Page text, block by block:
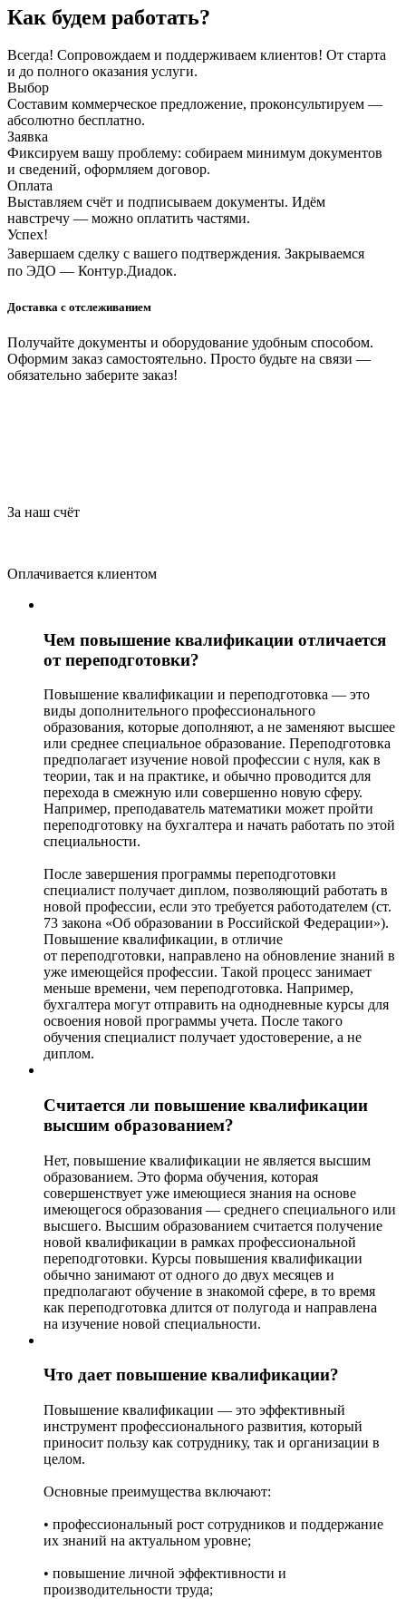
Как будем работать?
Всегда! Сопровождаем и поддерживаем клиентов! От старта
и до полного оказания услуги.
Выбор
Составим коммерческое предложение, проконсультируем —
абсолютно бесплатно.
Заявка
Фиксируем вашу проблему: собираем минимум документов
и сведений, оформляем договор.
Оплата
Выставляем счёт и подписываем документы. Идём
навстречу — можно оплатить частями.
Успех!
Завершаем сделку с вашего подтверждения. Закрываемся
по ЭДО — Контур.Диадок.
Доставка с отслеживанием
Получайте документы и оборудование удобным способом.
Оформим заказ самостоятельно. Просто будьте на связи —
обязательно заберите заказ!
За наш счёт
Оплачивается клиентом
Чем повышение квалификации отличается
от переподготовки?
Повышение квалификации и переподготовка — это
виды дополнительного профессионального
образования, которые дополняют, а не заменяют высшее
или среднее специальное образование. Переподготовка
предполагает изучение новой профессии с нуля, как в
теории, так и на практике, и обычно проводится для
перехода в смежную или совершенно новую сферу.
Например, преподаватель математики может пройти
переподготовку на бухгалтера и начать работать по этой
специальности.
После завершения программы переподготовки
специалист получает диплом, позволяющий работать в
новой профессии, если это требуется работодателем (ст.
73 закона «Об образовании в Российской Федерации»).
Повышение квалификации, в отличие
от переподготовки, направлено на обновление знаний в
уже имеющейся профессии. Такой процесс занимает
меньше времени, чем переподготовка. Например,
бухгалтера могут отправить на однодневные курсы для
освоения новой программы учета. После такого
обучения специалист получает удостоверение, а не
диплом.
Считается ли повышение квалификации
высшим образованием?
Нет, повышение квалификации не является высшим
образованием. Это форма обучения, которая
совершенствует уже имеющиеся знания на основе
имеющегося образования — среднего специального или
высшего. Высшим образованием считается получение
новой квалификации в рамках профессиональной
переподготовки. Курсы повышения квалификации
обычно занимают от одного до двух месяцев и
предполагают обучение в знакомой сфере, в то время
как переподготовка длится от полугода и направлена
на изучение новой специальности.
Что дает повышение квалификации?
Повышение квалификации — это эффективный
инструмент профессионального развития, который
приносит пользу как сотруднику, так и организации в
целом.
Основные преимущества включают:
• профессиональный рост сотрудников и поддержание
их знаний на актуальном уровне;
• повышение личной эффективности и
производительности труда;